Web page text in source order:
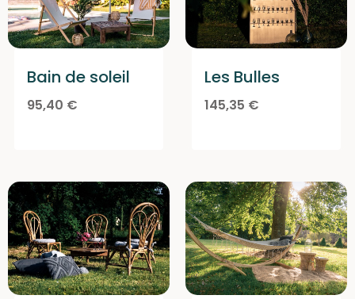
Bain de soleil
95,40 €
Les Bulles
145,35 €